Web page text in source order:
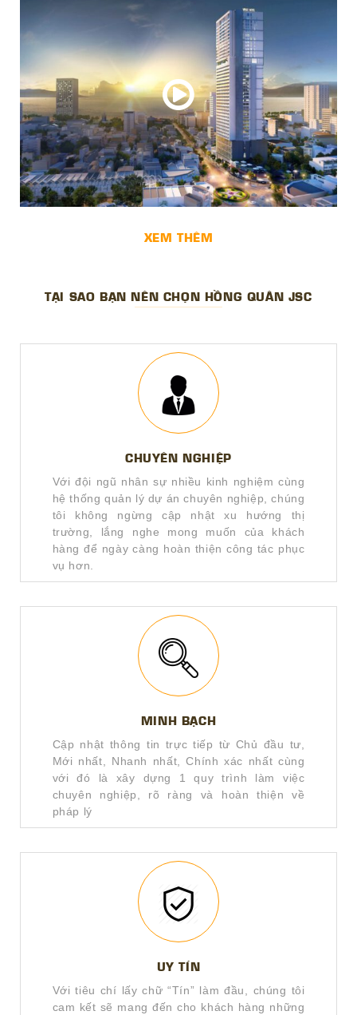
XEM THÊM
TẠI SAO BẠN NÊN CHỌN HỒNG QUÂN JSC
CHUYÊN NGHIỆP
Với đội ngũ nhân sự nhiều kinh nghiệm cùng
hệ thống quản lý dự án chuyên nghiệp, chúng
tôi không ngừng cập nhật xu hướng thị
trường, lắng nghe mong muốn của khách
hàng để ngày càng hoàn thiện công tác phục
vụ hơn.
MINH BẠCH
Cập nhật thông tin trực tiếp từ Chủ đầu tư,
Mới nhất, Nhanh nhất, Chính xác nhất cùng
với đó là xây dựng 1 quy trình làm việc
chuyên nghiệp, rõ ràng và hoàn thiện về
pháp lý
UY TÍN
Với tiêu chí lấy chữ “Tín” làm đầu, chúng tôi
cam kết sẽ mang đến cho khách hàng những